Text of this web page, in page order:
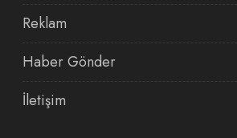
Reklam
Haber Gönder
İletişim